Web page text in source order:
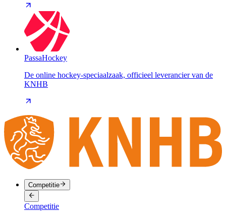
PassaHockey
De online hockey-speciaalzaak, officieel leverancier van de
KNHB
Competitie
Competitie